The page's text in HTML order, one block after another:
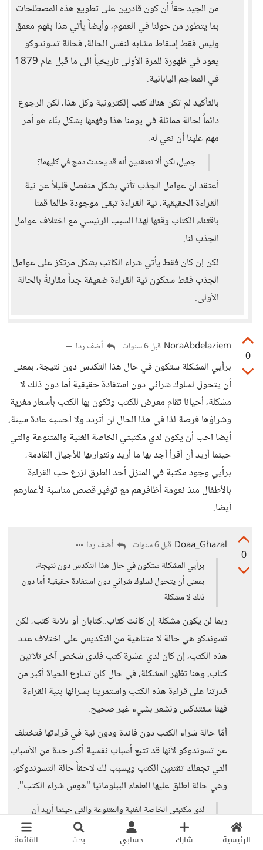
الرئيسية شارك حسابي بحث القائمة
من الجيد حقاً أن كون قادرين على تطويع هذه المصطلحات
بما يتطور من حولنا في العموم، وأيضاً يأتي هذا بفهم معمق
وليس فقط إسقاط مشابه لنفس الحالة، فحالة تسوندوكو
يعود في ظهورة للمرة الأولى تاريخياً إلى ما قبل عام 1879
في المعاجم اليابانية.
بالتأكيد لم تكن هناك كتب إلكترونية وكل هذا، لكن الرجوع
دائماً لحالة مماثلة في يومنا هذا وفهمها بشكل بنّاء هو أمر
مهم علينا أن نعي له.
جميل، لكن ألا تعتقدين أنه قد يحدث دمج في كليهما؟
أعتقد أن عوامل الجذب تأتي بشكل منفصل قليلاً عن نية
القراءة الحقيقية، نية القراءة تبقى موجودة طالما قمنا
باقتناء الكتاب وقتها لهذا السبب الرئيسي مع اختلاف عوامل
الجذب لنا.
لكن إن كان فقط يأتي شراء الكاتب بشكل مرتكز على عوامل
الجذب فقط ستكون نية القراءة ضعيفة جداً مقارنةً بالحالة
الأولى.
0
NoraAbdelaziem قبل 6 سنوات أضف ردا
برأيي المشكلة ستكون في حال هذا التكدس دون نتيجة، بمعنى
أن يتحول لسلوك شرائي دون استفادة حقيقية أما دون ذلك لا
مشكلة، أحيانا تقام معرض للكتب وتكون بها الكتب بأسعار مغرية
وشراؤها فرصة لذا في هذا الحال لن أتردد ولا أحسبه عادة سيئة،
أيضا احب أن يكون لدي مكتبتي الخاصة الغنية والمتنوعة والتي
حينما أريد أن أقرأ أجد بها ما أريد ونتوارثها للأجيال القادمة،
برأيي وجود مكتبة في المنزل أحد الطرق لزرع حب القراءة
بالأطفال منذ نعومة أظافرهم مع توفير قصص مناسبة لأعمارهم
أيضا.
0
Doaa_Ghazal قبل 6 سنوات
أضف ردا
برأيي المشكلة ستكون في حال هذا التكدس دون نتيجة،
بمعنى أن يتحول لسلوك شرائي دون استفادة حقيقية أما دون
ذلك لا مشكلة
ربما لن يكون مشكلة إن كانت كتاب..كتابان أو ثلاثة كتب، لكن
تسوندكو هي حالة لا متناهية من التكديس على اختلاف عدد
هذه الكتب، إن كان لدي عشرة كتب فلدى شخص آخر ثلاثين
كتاب، وهنا تظهر المشكلة، في حال كان تسارع الحياة أكبر من
قدرتنا على قراءة هذه الكتب واستمرينا بشرائها بنية القراءة
فهنا ستتدكس ونشعر بشيء غير صحيح.
أمّا حالة شراء الكتب دون فائدة ودون نية في قراءتها فتختلف
عن تسوندوكو لأنها قد تتبع أسباب نفسية أكثر حدة من الأسباب
التي تجعلك تقتنين الكتب ويسبب لك لاحقاً حالة التسوندوكو،
وهي حالة أطلق عليها العلماء الببلومانيا "هوس شراء الكتب".
لدي مكتبتي الخاصة الغنية والمتنوعة والتي حينما أريد أن
أقرأ أجد بها ما أريد ونتوارثها للأجيال القادمة، برأيي وجود
مكتبة في المنزل أحد الطرق لزرع حب القراءة بالأطفال منذ